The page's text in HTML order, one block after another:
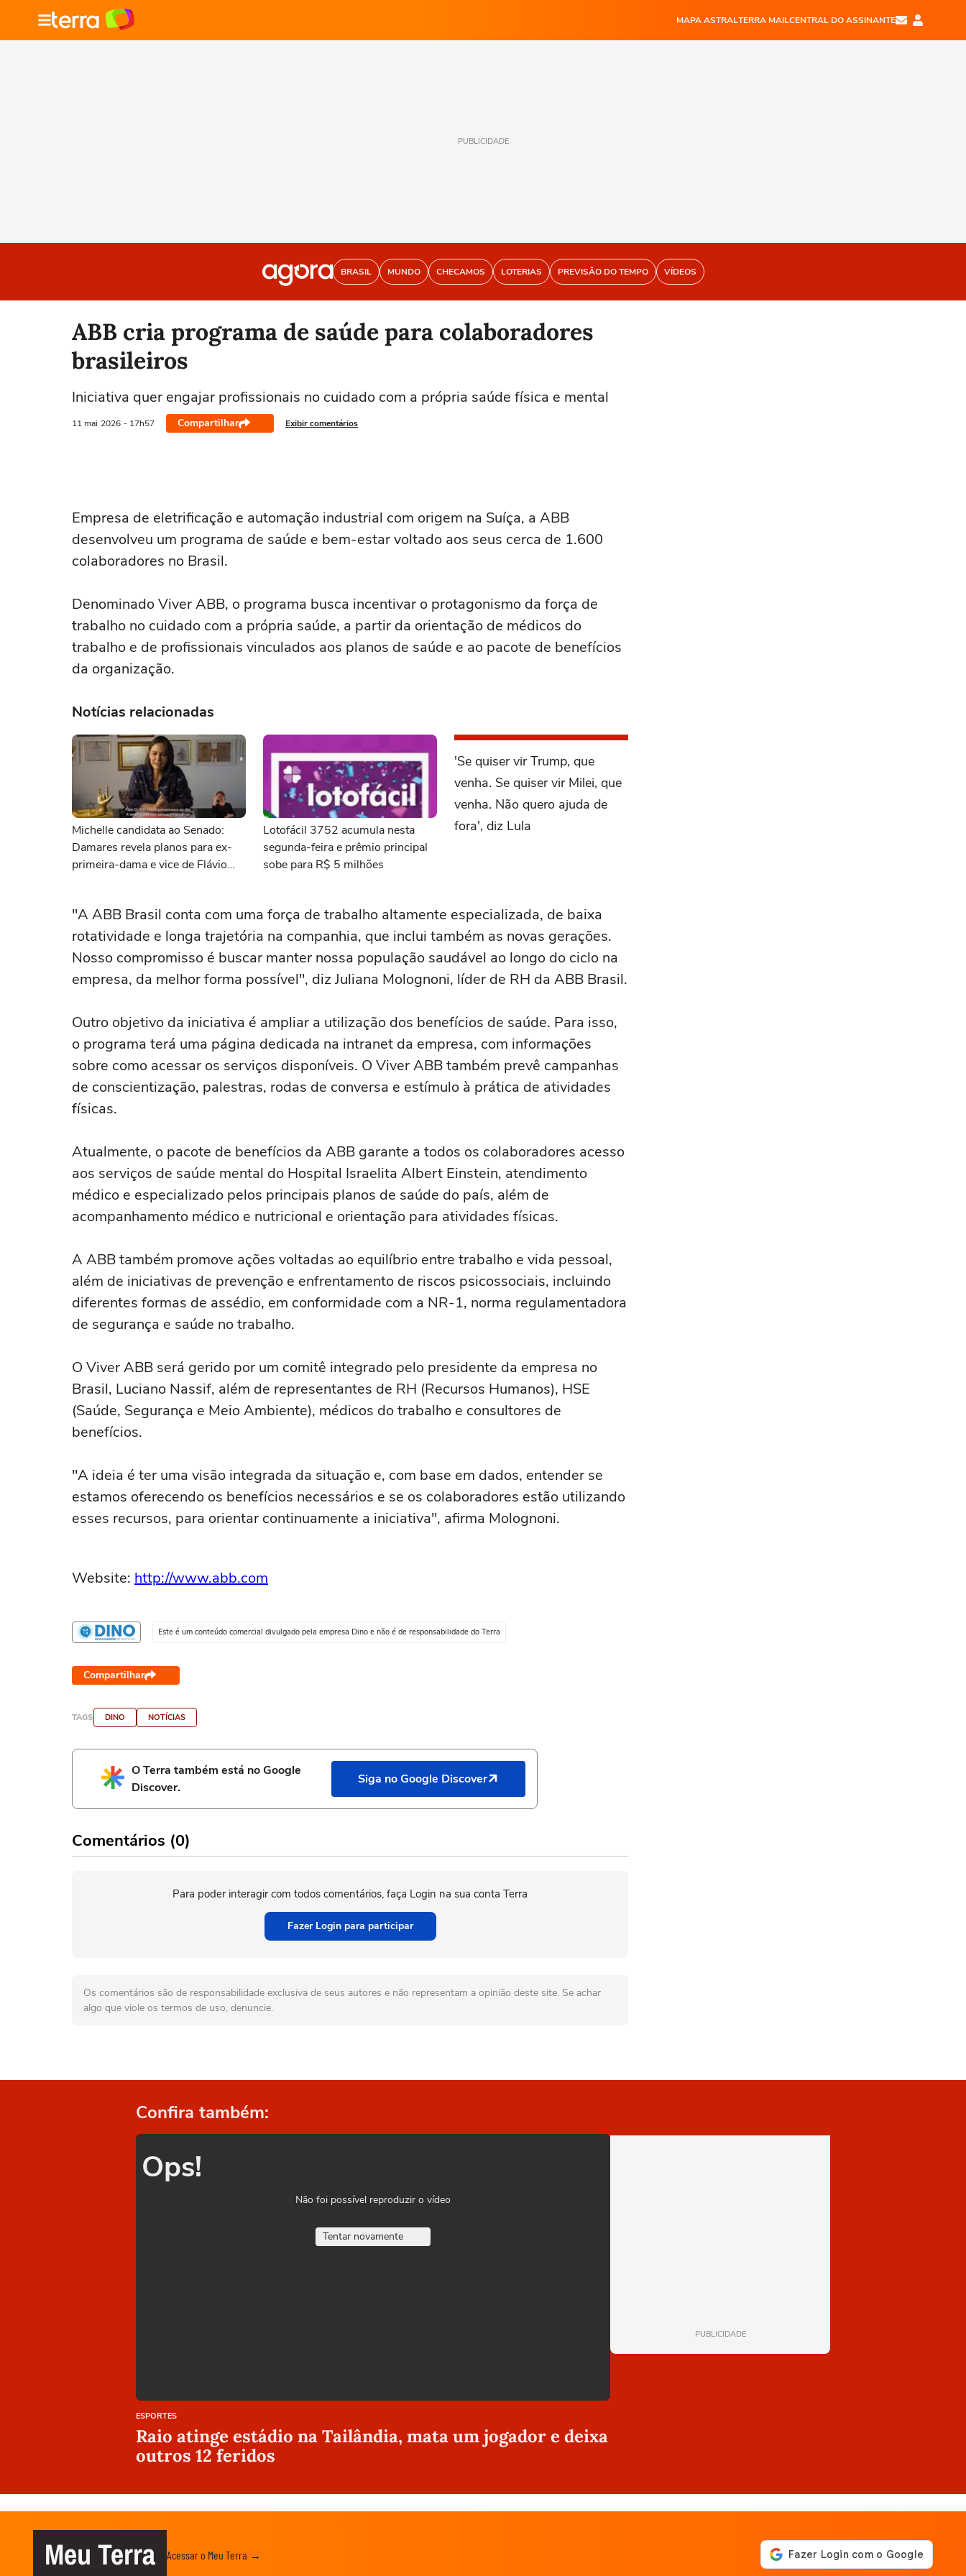
MAPA ASTRALTERRA MAILCENTRAL DO ASSINANTE
PUBLICIDADE
BRASIL MUNDO CHECAMOS LOTERIAS PREVISÃO DO TEMPO VÍDEOS
ABB cria programa de saúde para colaboradores
brasileiros
Iniciativa quer engajar profissionais no cuidado com a própria saúde física e mental
11 mai 2026 - 17h57 Compartilhar Exibir comentários
Empresa de eletrificação e automação industrial com origem na Suíça, a ABB
desenvolveu um programa de saúde e bem-estar voltado aos seus cerca de 1.600
colaboradores no Brasil.
Denominado Viver ABB, o programa busca incentivar o protagonismo da força de
trabalho no cuidado com a própria saúde, a partir da orientação de médicos do
trabalho e de profissionais vinculados aos planos de saúde e ao pacote de benefícios
da organização.
Notícias relacionadas
Michelle candidata ao Senado:
Damares revela planos para ex-
primeira-dama e vice de Flávio
Lotofácil 3752 acumula nesta
segunda-feira e prêmio principal
sobe para R$ 5 milhões
'Se quiser vir Trump, que
venha. Se quiser vir Milei, que
venha. Não quero ajuda de
fora', diz Lula
"A ABB Brasil conta com uma força de trabalho altamente especializada, de baixa
rotatividade e longa trajetória na companhia, que inclui também as novas gerações.
Nosso compromisso é buscar manter nossa população saudável ao longo do ciclo na
empresa, da melhor forma possível", diz Juliana Molognoni, líder de RH da ABB Brasil.
Outro objetivo da iniciativa é ampliar a utilização dos benefícios de saúde. Para isso,
o programa terá uma página dedicada na intranet da empresa, com informações
sobre como acessar os serviços disponíveis. O Viver ABB também prevê campanhas
de conscientização, palestras, rodas de conversa e estímulo à prática de atividades
físicas.
Atualmente, o pacote de benefícios da ABB garante a todos os colaboradores acesso
aos serviços de saúde mental do Hospital Israelita Albert Einstein, atendimento
médico e especializado pelos principais planos de saúde do país, além de
acompanhamento médico e nutricional e orientação para atividades físicas.
A ABB também promove ações voltadas ao equilíbrio entre trabalho e vida pessoal,
além de iniciativas de prevenção e enfrentamento de riscos psicossociais, incluindo
diferentes formas de assédio, em conformidade com a NR-1, norma regulamentadora
de segurança e saúde no trabalho.
O Viver ABB será gerido por um comitê integrado pelo presidente da empresa no
Brasil, Luciano Nassif, além de representantes de RH (Recursos Humanos), HSE
(Saúde, Segurança e Meio Ambiente), médicos do trabalho e consultores de
benefícios.
"A ideia é ter uma visão integrada da situação e, com base em dados, entender se
estamos oferecendo os benefícios necessários e se os colaboradores estão utilizando
esses recursos, para orientar continuamente a iniciativa", afirma Molognoni.
Website: http://www.abb.com
Este é um conteúdo comercial divulgado pela empresa Dino e não é de responsabilidade do Terra
Compartilhar
TAGS DINO NOTÍCIAS
O Terra também está no Google
Discover.
Siga no Google Discover
Comentários (0)
Para poder interagir com todos comentários, faça Login na sua conta Terra
Fazer Login para participar
Os comentários são de responsabilidade exclusiva de seus autores e não representam a opinião deste site. Se achar
algo que viole os termos de uso, denuncie.
Confira também:
Ops!
Não foi possível reproduzir o vídeo
Tentar novamente
ESPORTES
Raio atinge estádio na Tailândia, mata um jogador e deixa
outros 12 feridos
PUBLICIDADE
Meu Terra Acessar o Meu Terra →